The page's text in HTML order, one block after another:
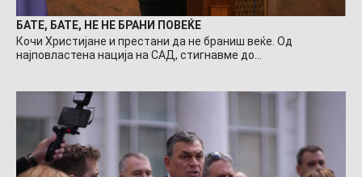
БАТЕ, БАТЕ, НЕ НЕ БРАНИ ПОВЕЌЕ
Кочи Христијане и престани да не браниш веќе. Од
најповластена нација на САД, стигнавме до…